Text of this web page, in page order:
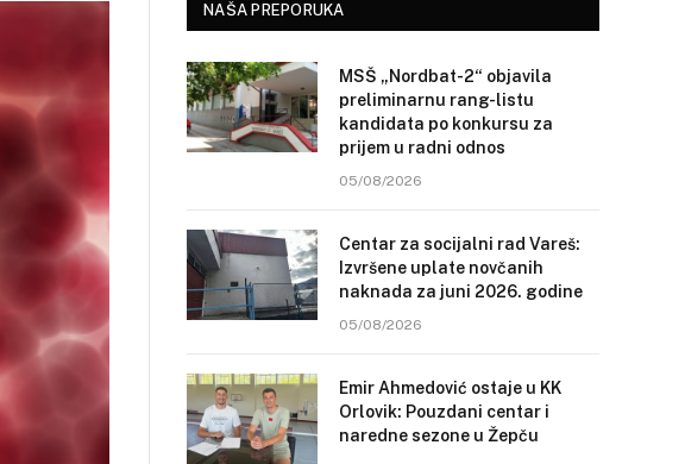
NAŠA PREPORUKA
MSŠ „Nordbat-2“ objavila
preliminarnu rang-listu
kandidata po konkursu za
prijem u radni odnos
05/08/2026
Centar za socijalni rad Vareš:
Izvršene uplate novčanih
naknada za juni 2026. godine
05/08/2026
Emir Ahmedović ostaje u KK
Orlovik: Pouzdani centar i
naredne sezone u Žepču